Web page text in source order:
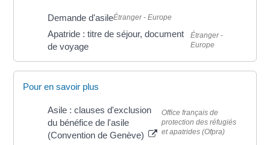
Demande d'asileÉtranger - Europe
Apatride : titre de séjour, document
de voyage
Étranger -
Europe
Pour en savoir plus
Asile : clauses d'exclusion
du bénéfice de l'asile
(Convention de Genève)
Office français de
protection des réfugiés
et apatrides (Ofpra)